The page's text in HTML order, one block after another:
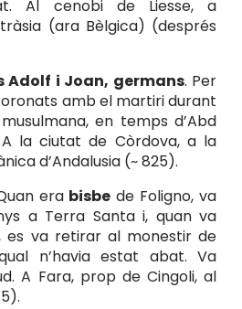
Al cenobi de Liesse, a
(ara Bèlgica) (després
Adolf i Joan, germans. Per
amb el martiri durant
en temps d’Abd
la ciutat de Còrdova, a la
d’Andalusia (~ 825).
era bisbe de Foligno, va
a Terra Santa i, quan va
es va retirar al monestir de
n’havia estat abat. Va
A Fara, prop de Cingoli, al